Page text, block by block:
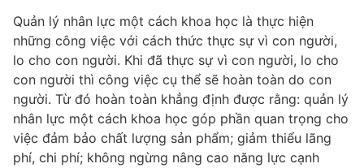
Quản lý nhân lực một cách khoa học là thực hiện
những công việc với cách thức thực sự vì con người,
lo cho con người. Khi đã thực sự vì con người, lo cho
con người thì công việc cụ thể sẽ hoàn toàn do con
người. Từ đó hoàn toàn khẳng định được rằng: quản lý
nhân lực một cách khoa học góp phần quan trọng cho
việc đảm bảo chất lượng sản phẩm; giảm thiểu lãng
phí, chi phí; không ngừng nâng cao năng lực cạnh